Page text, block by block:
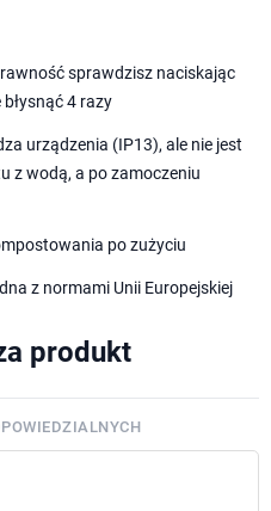
sprawdzisz naciskając
4 razy
urządzenia (IP13), ale nie jest
z wodą, a po zamoczeniu
po zużyciu
z normami Unii Europejskiej
produkt